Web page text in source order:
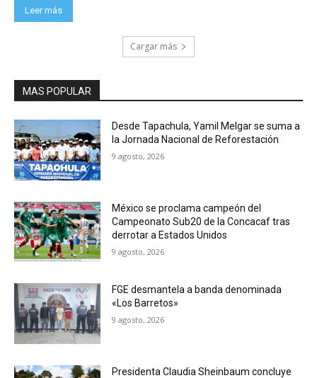
Leer más
Cargar más
MAS POPULAR
Desde Tapachula, Yamil Melgar se suma a
la Jornada Nacional de Reforestación
9 agosto, 2026
México se proclama campeón del
Campeonato Sub20 de la Concacaf tras
derrotar a Estados Unidos
9 agosto, 2026
FGE desmantela a banda denominada
«Los Barretos»
9 agosto, 2026
Presidenta Claudia Sheinbaum concluye